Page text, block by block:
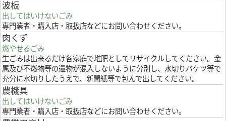
波板
出してはいけないごみ
専門業者・購入店・取扱店などにお問い合わせください。
肉くず
燃やせるごみ
生ごみは出来るだけ各家庭で堆肥としてリサイクルしてください。金
属及び不燃物等の遺物が混入しないように分別し、水切りバケツ等で
充分に水切りしたうえで、新聞紙等で包んで出してください。
農機具
出してはいけないごみ
専門業者・購入店・取扱店などにお問い合わせください。